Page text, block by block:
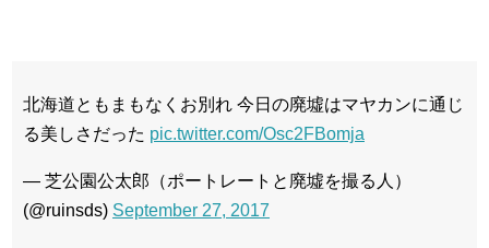
北海道ともまもなくお別れ 今日の廃墟はマヤカンに通じ
る美しさだった pic.twitter.com/Osc2FBomja
— 芝公園公太郎（ポートレートと廃墟を撮る人）
(@ruinsds) September 27, 2017